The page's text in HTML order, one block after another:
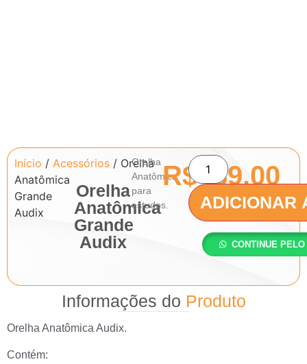
Início / Acessórios / Orelha
Anatômica
Grande
Audix
Orelha
Anatômica
Grande
Audix
Orelha
Anatômica
para
estudos.
R$489.00
ADICIONAR
CONTINUE
Informações do Produto
Orelha Anatômica Audix.
Contém: